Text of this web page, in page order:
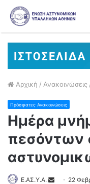
Αρχική / Ανακοινώσεις
Πρόσφατες Ανακοινώσεις
Ημέρα
πεσόντων
Ε.ΑΣ.Υ.Α. 22